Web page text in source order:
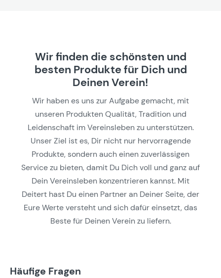
Wir finden die schönsten und
besten Produkte für Dich und
Deinen Verein!
Wir haben es uns zur Aufgabe gemacht, mit
unseren Produkten Qualität, Tradition und
Leidenschaft im Vereinsleben zu unterstützen.
Unser Ziel ist es, Dir nicht nur hervorragende
Produkte, sondern auch einen zuverlässigen
Service zu bieten, damit Du Dich voll und ganz auf
Dein Vereinsleben konzentrieren kannst. Mit
Deitert hast Du einen Partner an Deiner Seite, der
Eure Werte versteht und sich dafür einsetzt, das
Beste für Deinen Verein zu liefern.
Häufige Fragen